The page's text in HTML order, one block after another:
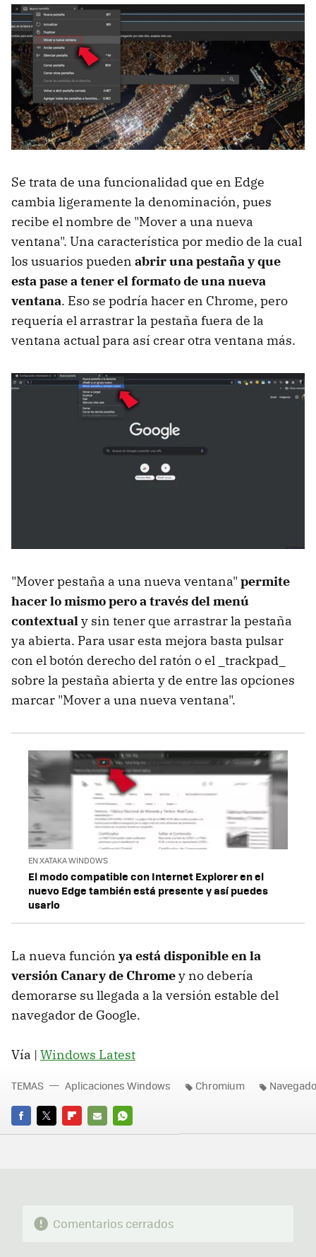
Se trata de una funcionalidad que en Edge
cambia ligeramente la denominación, pues
recibe el nombre de "Mover a una nueva
ventana". Una característica por medio de la cual
los usuarios pueden abrir una pestaña y que
esta pase a tener el formato de una nueva
ventana. Eso se podría hacer en Chrome, pero
requería el arrastrar la pestaña fuera de la
ventana actual para así crear otra ventana más.
"Mover pestaña a una nueva ventana" permite
hacer lo mismo pero a través del menú
contextualy sin tener que arrastrar la pestaña
ya abierta. Para usar esta mejora basta pulsar
con el botón derecho del ratón o el _trackpad_
sobre la pestaña abierta y de entre las opciones
marcar "Mover a una nueva ventana".
EN XATAKA WINDOWS
El modo compatible con Internet Explorer en el
nuevo Edge también está presente y así puedes
usarlo
La nueva función ya está disponible en la
versión Canary de Chromey no debería
demorarse su llegada a la versión estable del
navegador de Google.
Vía | Windows Latest
FACEBOOK
TWITTERFLIPBOARD
E-
WHATSAPP
TEMAS Aplicaciones Windows Chromium
Comentarios cerrados